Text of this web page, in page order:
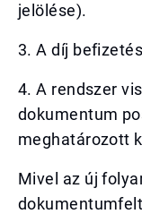
jelölése).
3. A díj
4. A rendszer
dokumentum
meghatározott
Mivel az új